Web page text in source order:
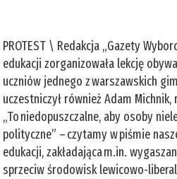
PROTEST \ Redakcja „Gazety
edukacji zorganizowała lekcję
uczniów jednego z warszawskich
uczestniczył również Adam Michnik,
„To niedopuszczalne, aby osoby
polityczne” – czytamy w piśmie
edukacji, zakładająca m.in.
sprzeciw środowisk lewicowo-